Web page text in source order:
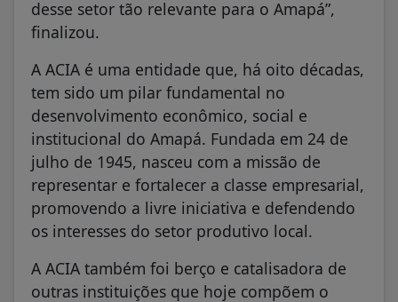
desse setor tão relevante para o Amapá”,
finalizou.
A ACIA é uma entidade que, há oito décadas,
tem sido um pilar fundamental no
desenvolvimento econômico, social e
institucional do Amapá. Fundada em 24 de
julho de 1945, nasceu com a missão de
representar e fortalecer a classe empresarial,
promovendo a livre iniciativa e defendendo
os interesses do setor produtivo local.
A ACIA também foi berço e catalisadora de
outras instituições que hoje compõem o